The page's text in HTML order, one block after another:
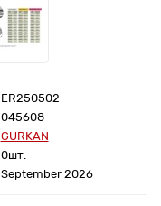
ER250502
045608
GURKAN
0шт.
September 2026